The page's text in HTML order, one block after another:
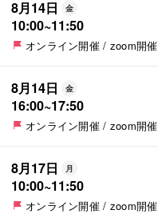
8月14日 金
10:00~11:50
オンライン開催 / zoom開催
8月14日 金
16:00~17:50
オンライン開催 / zoom開催
8月17日 月
10:00~11:50
オンライン開催 / zoom開催